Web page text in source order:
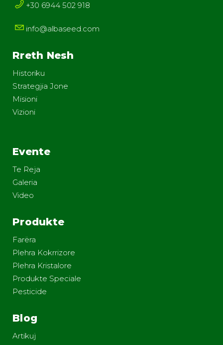
+30 6944 502 918
info@albaseed.com
Rreth Nesh
Historiku
Strategjia Jone
Misioni
Vizioni
Evente
Te Reja
Galeria
Video
Produkte
Farëra
Plehra Kokrrizore
Plehra Kristalore
Produkte Speciale
Pesticide
Blog
Artikuj